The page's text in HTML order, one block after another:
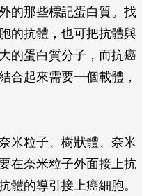
的那些標記蛋白質。找
的抗體，也可把抗體與
的蛋白質分子，而抗癌
合起來需要一個載體，
米粒子、樹狀體、奈米
在奈米粒子外面接上抗
體的導引接上癌細胞。